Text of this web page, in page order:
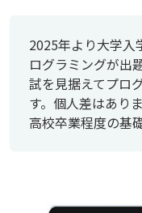
2025年より大学入
ログラミングが出
試を見据えてプロ
す。個人差はあり
高校卒業程度の基